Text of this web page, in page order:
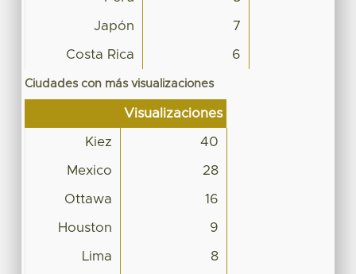
Japón 7
Costa Rica 6
Ciudades con más visualizaciones
Visualizaciones
Kiez 40
Mexico 28
Ottawa 16
Houston 9
Lima 8